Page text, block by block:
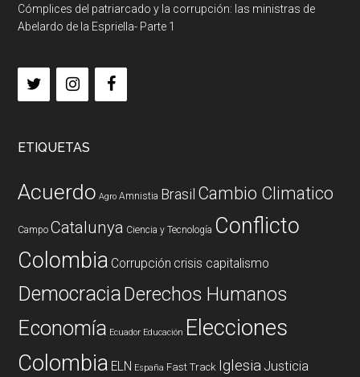
Cómplices del patriarcado y la corrupción: las ministras de
Abelardo de la Espriella- Parte 1
ETIQUETAS
Acuerdo Agro Amnistia Brasil Cambio Climatico
Campo Catalunya Ciencia y Tecnología Conflicto
Colombia Corrupción crisis capitalismo
DemocraciaDerechos Humanos
Economía Ecuador Educación Elecciones
Colombia ELN España Fast Track Iglesia Justicia